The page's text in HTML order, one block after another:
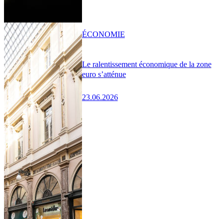
Le ralentissement économique de la zone
euro s’atténue
23.06.2026
ÉCONOMIE